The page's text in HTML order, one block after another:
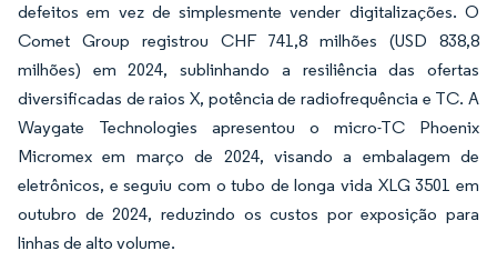
defeitos em vez de simplesmente vender digitalizações. O
Comet Group registrou CHF 741,8 milhões (USD 838,8
milhões) em 2024, sublinhando a resiliência das ofertas
diversificadas de raios X, potência de radiofrequência e TC. A
Waygate Technologies apresentou o micro-TC Phoenix
Micromex em março de 2024, visando a embalagem de
eletrônicos, e seguiu com o tubo de longa vida XLG 3501 em
outubro de 2024, reduzindo os custos por exposição para
linhas de alto volume.